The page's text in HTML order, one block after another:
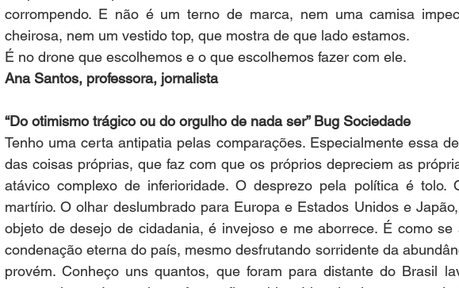
corrompendo. E não é um terno de marca, nem uma camisa
cheirosa, nem um vestido top, que mostra de que lado estamos.
É no drone que escolhemos e o que escolhemos fazer com ele.
Ana Santos, professora, jornalista
“Do otimismo trágico ou do orgulho de nada ser” Bug Sociedade
Tenho uma certa antipatia pelas comparações. Especialmente essa
das coisas próprias, que faz com que os próprios depreciem as
atávico complexo de inferioridade. O desprezo pela política é tolo.
martírio. O olhar deslumbrado para Europa e Estados Unidos e
objeto de desejo de cidadania, é invejoso e me aborrece. É como se
condenação eterna do país, mesmo desfrutando sorridente da
provém. Conheço uns quantos, que foram para distante do Brasil